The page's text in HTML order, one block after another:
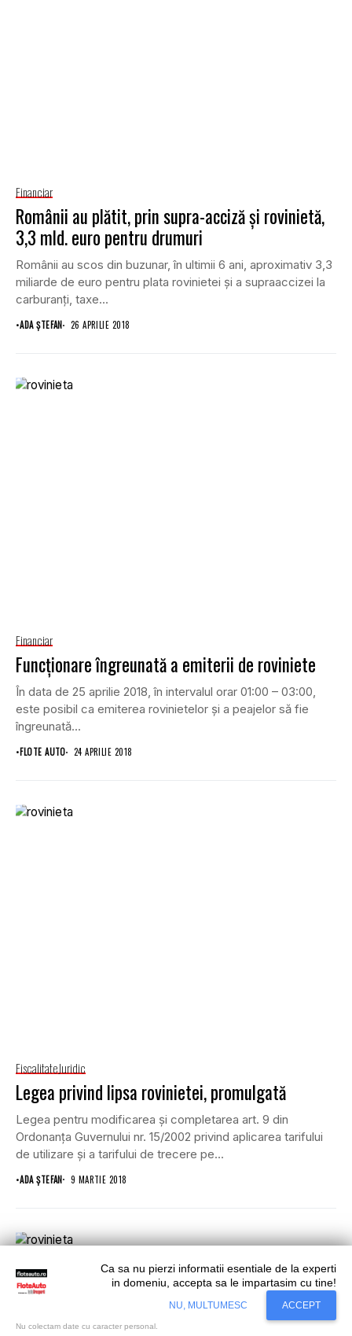
Financiar
Românii au plătit, prin supra-acciză şi rovinietă,
3,3 mld. euro pentru drumuri
Românii au scos din buzunar, în ultimii 6 ani, aproximativ 3,3
miliarde de euro pentru plata rovinietei şi a supraaccizei la
carburanţi, taxe...
•ADA ȘTEFAN 26 APRILIE 2018
Financiar
Funcţionare îngreunată a emiterii de roviniete
În data de 25 aprilie 2018, în intervalul orar 01:00 – 03:00,
este posibil ca emiterea rovinietelor şi a peajelor să fie
îngreunată...
•FLOTE AUTO 24 APRILIE 2018
FiscalitateJuridic
Legea privind lipsa rovinietei, promulgată
Legea pentru modificarea şi completarea art. 9 din
Ordonanţa Guvernului nr. 15/2002 privind aplicarea tarifului
de utilizare şi a tarifului de trecere pe...
•ADA ȘTEFAN 9 MARTIE 2018
Situl nostru utilizeaza cookies. Ce inseamna
Accept
Ca sa nu pierzi informatii esentiale de la experti
in domeniu, accepta sa le impartasim cu tine!
NU, MULTUMESC ACCEPT
Nu colectam date cu caracter personal.